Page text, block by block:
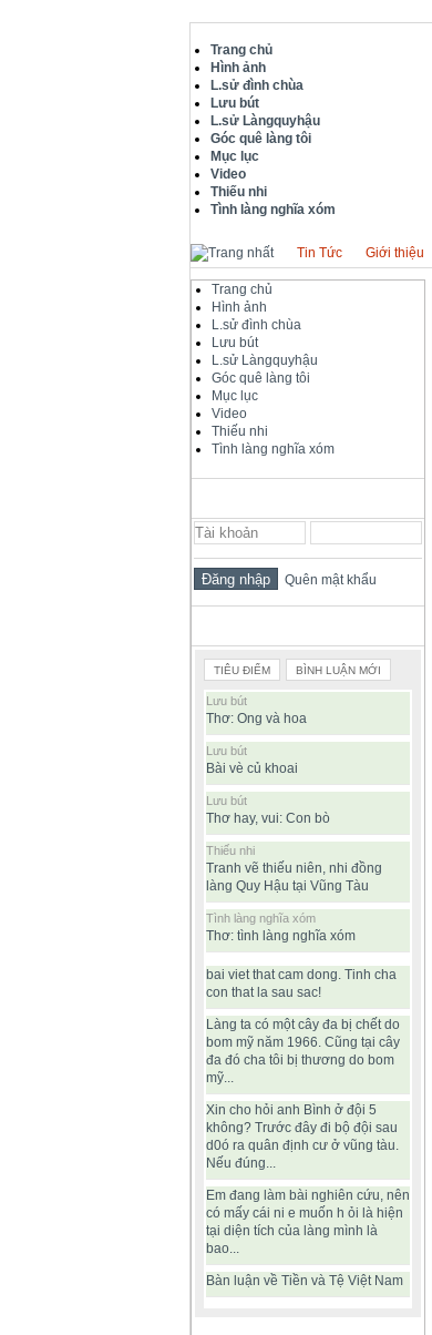
Trang chủ
Hình ảnh
L.sử đình chùa
Lưu bút
L.sử Làngquyhậu
Góc quê làng tôi
Mục lục
Video
Thiếu nhi
Tình làng nghĩa xóm
Tin Tức Giới thiệu
Trang chủ
Hình ảnh
L.sử đình chùa
Lưu bút
L.sử Làngquyhậu
Góc quê làng tôi
Mục lục
Video
Thiếu nhi
Tình làng nghĩa xóm
Quên mật khẩu
TIÊU ĐIỂM BÌNH LUẬN MỚI
Lưu bút
Thơ: Ong và hoa
Lưu bút
Bài vè củ khoai
Lưu bút
Thơ hay, vui: Con bò
Thiếu nhi
Tranh vẽ thiếu niên, nhi đồng
làng Quy Hậu tại Vũng Tàu
Tình làng nghĩa xóm
Thơ: tình làng nghĩa xóm
bai viet that cam dong. Tinh cha
con that la sau sac!
Làng ta có một cây đa bị chết do
bom mỹ năm 1966. Cũng tại cây
đa đó cha tôi bị thương do bom
mỹ...
Xin cho hỏi anh Bình ở đội 5
không? Trước đây đi bộ đội sau
d0ó ra quân định cư ở vũng tàu.
Nếu đúng...
Em đang làm bài nghiên cứu, nên
có mấy cái ni e muốn h ỏi là hiện
tại diện tích của làng mình là
bao...
Bàn luận về Tiền và Tệ Việt Nam